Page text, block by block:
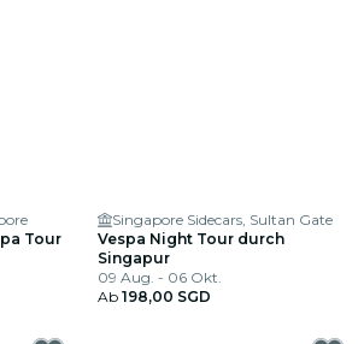
Tour
Singapore Sidecars, Sultan Gate
Vespa Night Tour durch
Singapur
09 Aug. - 06 Okt.
Ab 198,00 SGD